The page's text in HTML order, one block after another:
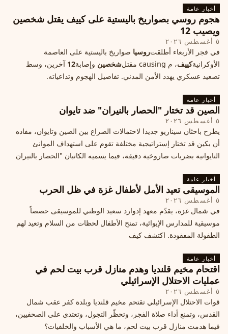
أخبار عامة
هجوم روسي بصواريخ باليستية على كييف يقتل شخصين
ويصيب 12
٥ أغسطس ٢٠٢٦
في فجر الأربعاء أطلقتروسيا صواريخ باليستية على العاصمة
الأوكرانيةكييف، م causing مقتل شخصين وإصابة12 آخرين، وسط
تصعيد عسكري يهدد الأمن المدني. تفاصيل الهجوم وتداعياته.
أخبار عامة
الصين قد تختار "الحصار بالنيران" ضد تايوان
٥ أغسطس ٢٠٢٦
يطرح باحثان سيناريو جديدا لاحتمالات الصراع بين الصين وتايوان، مفاده
أن بكين قد تختار إستراتيجية مختلفة تقوم على استهداف الموانئ
التايوانية بضربات صاروخية دقيقة، فيما يسميه الكاتبان "الحصار بالنيران
أخبار عامة
الموسيقى تعيد الأمل لأطفال غزة في ظل الحرب
٥ أغسطس ٢٠٢٦
في شمال غزة، يقدّم معهد إدوارد سعيد الوطني للموسيقى حصصاً
موسيقية للمدارس الإيوائية، تمنح الأطفال لحظات من السلام وتعيد لهم
الطفولة المفقودة. اكتشف كيف
أخبار عامة
اقتحام مخيم قلنديا وهدم منازل قرب بيت لحم في
عمليات الاحتلال الإسرائيلي
٥ أغسطس ٢٠٢٦
قوات الاحتلال الإسرائيلي تقتحم مخيم قلنديا وبلدة كفر عقب شمال
القدس، وتمنع أداء صلاة الفجر، وتحظّر التجول، وتعتدي على الصحفيين،
فيما هدمت منازل قرب بيت لحم، ما هي الأسباب والخلفيات؟